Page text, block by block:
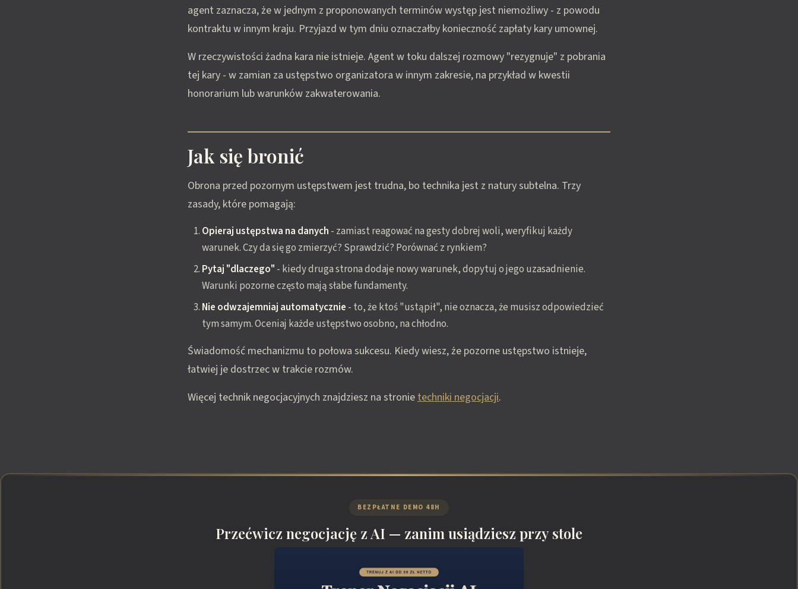
agent zaznacza, że w jednym z proponowanych terminów występ jest niemożliwy - z powodu
kontraktu w innym kraju. Przyjazd w tym dniu oznaczałby konieczność zapłaty kary umownej.
W rzeczywistości żadna kara nie istnieje. Agent w toku dalszej rozmowy "rezygnuje" z pobrania
tej kary - w zamian za ustępstwo organizatora w innym zakresie, na przykład w kwestii
honorarium lub warunków zakwaterowania.
Jak się bronić
Obrona przed pozornym ustępstwem jest trudna, bo technika jest z natury subtelna. Trzy
zasady, które pomagają:
Opieraj ustępstwa na danych - zamiast reagować na gesty dobrej woli, weryfikuj każdy
warunek. Czy da się go zmierzyć? Sprawdzić? Porównać z rynkiem?
Pytaj "dlaczego" - kiedy druga strona dodaje nowy warunek, dopytuj o jego uzasadnienie.
Warunki pozorne często mają słabe fundamenty.
Nie odwzajemniaj automatycznie - to, że ktoś "ustąpił", nie oznacza, że musisz odpowiedzieć
tym samym. Oceniaj każde ustępstwo osobno, na chłodno.
Świadomość mechanizmu to połowa sukcesu. Kiedy wiesz, że pozorne ustępstwo istnieje,
łatwiej je dostrzec w trakcie rozmów.
Więcej technik negocjacyjnych znajdziesz na stronietechniki negocjacji.
BEZPŁATNE DEMO 48H
Przećwicz negocjację z AI — zanim usiądziesz przy stole